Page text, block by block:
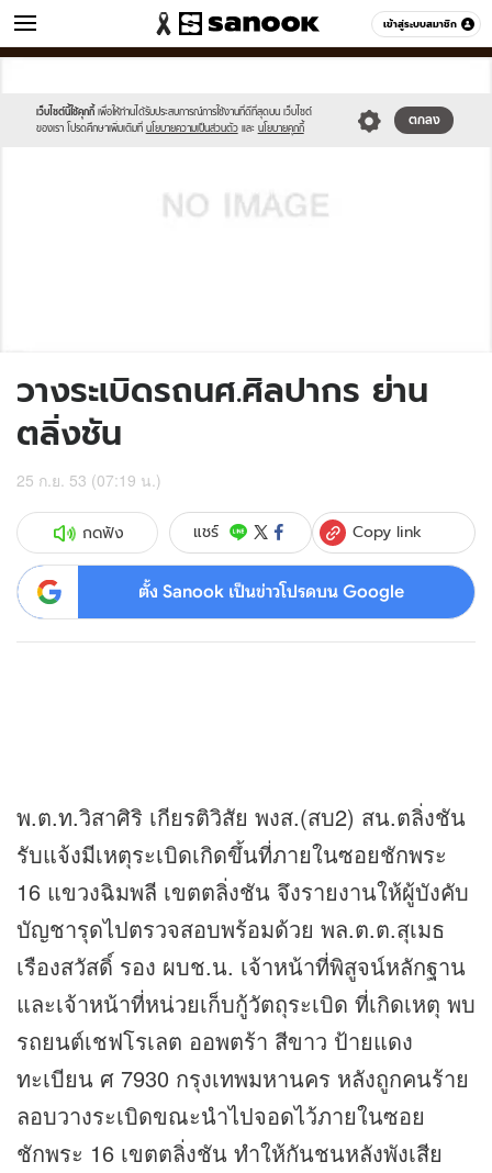
เข้าสู่ระบบสมาชิก
ข่าว หมวดอื่นๆ
เว็บไซต์นี้ใช้คุกกี้ เพื่อให้ท่านได้รับประสบการณ์การใช้งานที่ดีที่สุดบน เว็บไซต์
ของเรา โปรดศึกษาเพิ่มเติมที่ นโยบายความเป็นส่วนตัว และ นโยบายคุกกี้
ตกลง
sanook.png
image.jpg
วางระเบิดรถนศ.ศิลปากร ย่าน
ตลิ่งชัน
25 ก.ย. 53 (07:19 น.)
กดฟัง แชร์ Copy link
ตั้ง Sanook เป็นข่าวโปรดบน Google
พ.ต.ท.วิสาศิริ เกียรติวิสัย พงส.(สบ2) สน.ตลิ่งชัน
รับแจ้งมีเหตุระเบิดเกิดขึ้นที่ภายในซอยชักพระ
16 แขวงฉิมพลี เขตตลิ่งชัน จึงรายงานให้ผู้บังคับ
บัญชารุดไปตรวจสอบพร้อมด้วย พล.ต.ต.สุเมธ
เรืองสวัสดิ์ รอง ผบช.น. เจ้าหน้าที่พิสูจน์หลักฐาน
และเจ้าหน้าที่หน่วยเก็บกู้วัตถุระเบิด ที่เกิดเหตุ พบ
รถยนต์เชฟโรเลต ออพตร้า สีขาว ป้ายแดง
ทะเบียน ศ 7930 กรุงเทพมหานคร หลังถูกคนร้าย
ลอบวางระเบิดขณะนำไปจอดไว้ภายในซอย
ชักพระ 16 เขตตลิ่งชัน ทำให้กันชนหลังพังเสีย